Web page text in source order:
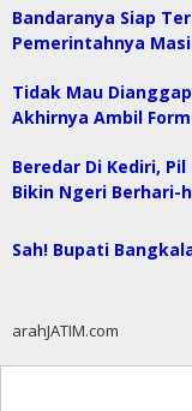
Bandaranya Siap
Pemerintahnya
Tidak Mau Dianggap
Akhirnya Ambil
Beredar Di Kediri,
Bikin Ngeri Berhari-
Sah! Bupati
arahJATIM.com